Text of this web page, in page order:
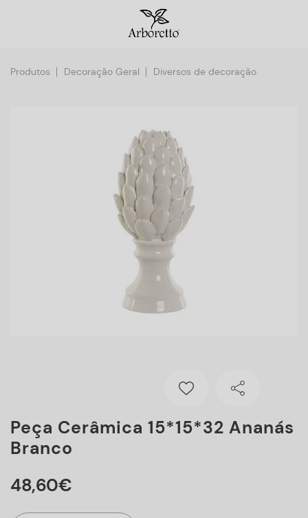
Produtos Decoração Geral Diversos de decoração
Peça Cerâmica 15*15*32 Ananás
Branco
48,60€